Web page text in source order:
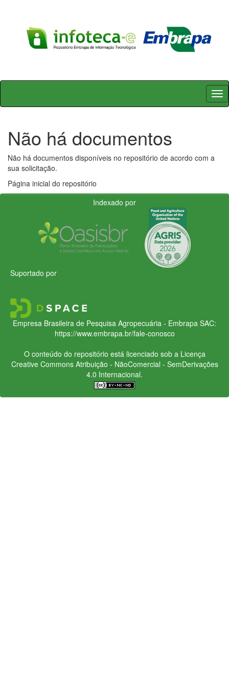
Skip
Não há documentos
Não há documentos disponíveis no repositório de acordo com a
sua solicitação.
Página inicial do repositório
Indexado por
Suportado por
Empresa Brasileira de Pesquisa Agropecuária - Embrapa SAC:
https://www.embrapa.br/fale-conosco
O conteúdo do repositório está licenciado sob a Licença
Creative CommonsAtribuição - NãoComercial - SemDerivações
4.0 Internacional.